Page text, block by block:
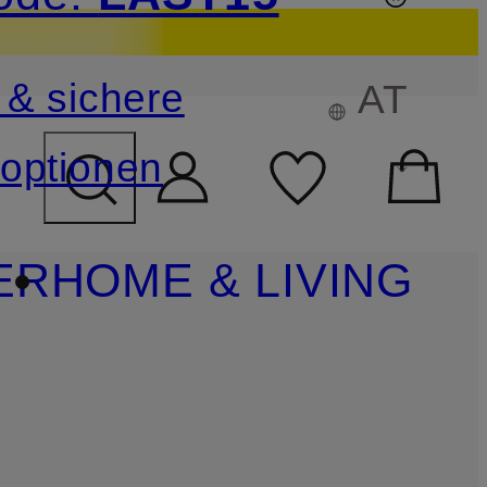
ÜBERSPRINGEN
sichere
AT
HOME & LIVING